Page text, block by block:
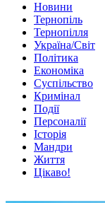
Новини
Тернопіль
Тернопілля
Україна/Світ
Політика
Економіка
Суспільство
Кримінал
Події
Персоналії
Історія
Мандри
Життя
Цікаво!